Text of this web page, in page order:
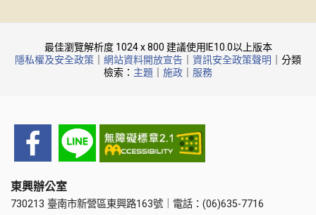
最佳瀏覽解析度 1024 x 800 建議使用IE10.0以上版本
隱私權及安全政策
網站資料開放宣告 資訊安全政策聲明
｜分類
檢索： 主題 施政 服務
東興辦公室
730213 臺南市新營區東興路163號｜電話：(06)635-7716